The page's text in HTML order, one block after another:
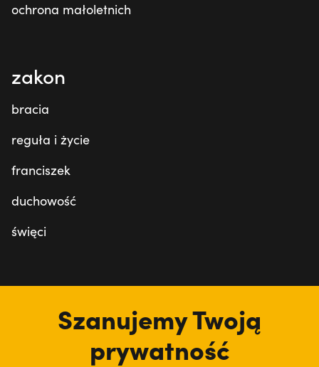
ochrona małoletnich
zakon
bracia
reguła i życie
franciszek
duchowość
święci
Szanujemy Twoją
prywatność